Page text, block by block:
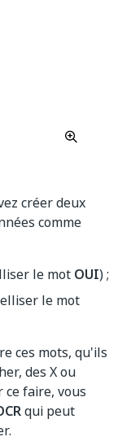
créer deux
comme
le mot OUI) ;
le mot
ces mots, qu'ils
des X ou
faire, vous
qui peut